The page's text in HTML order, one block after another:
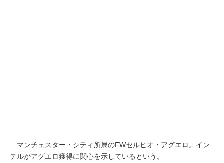
マンチェスター・シティ所属のFWセルヒオ・アグエロ。イン
テルがアグエロ獲得に関心を示しているという。